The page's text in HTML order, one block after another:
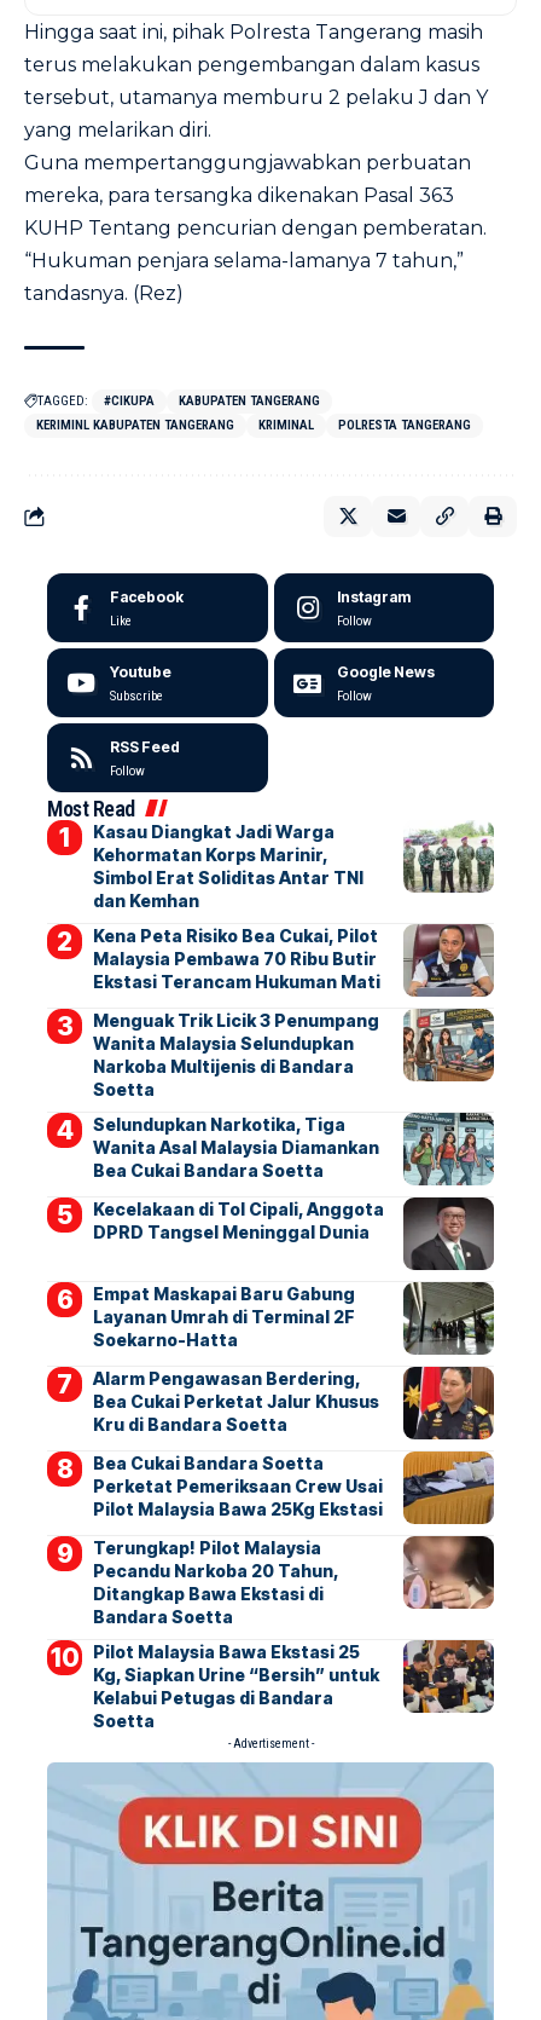
Hingga saat ini, pihak Polresta Tangerang masih
terus melakukan pengembangan dalam kasus
tersebut, utamanya memburu 2 pelaku J dan Y
yang melarikan diri.
Guna mempertanggungjawabkan perbuatan
mereka, para tersangka dikenakan Pasal 363
KUHP Tentang pencurian dengan pemberatan.
“Hukuman penjara selama-lamanya 7 tahun,”
tandasnya. (Rez)
TAGGED: #CIKUPA
KABUPATEN TANGERANG
KERIMINL KABUPATEN TANGERANG
KRIMINAL POLRESTA TANGERANG
Facebook
Like
Instagram
Follow
Youtube
Subscribe
Google News
Follow
RSS Feed
Follow
Most Read
Kasau Diangkat Jadi Warga
Kehormatan Korps Marinir,
Simbol Erat Soliditas Antar TNI
dan Kemhan
Kena Peta Risiko Bea Cukai, Pilot
Malaysia Pembawa 70 Ribu Butir
Ekstasi Terancam Hukuman Mati
Menguak Trik Licik 3 Penumpang
Wanita Malaysia Selundupkan
Narkoba Multijenis di Bandara
Soetta
Selundupkan Narkotika, Tiga
Wanita Asal Malaysia Diamankan
Bea Cukai Bandara Soetta
Kecelakaan di Tol Cipali, Anggota
DPRD Tangsel Meninggal Dunia
Empat Maskapai Baru Gabung
Layanan Umrah di Terminal 2F
Soekarno-Hatta
Alarm Pengawasan Berdering,
Bea Cukai Perketat Jalur Khusus
Kru di Bandara Soetta
Bea Cukai Bandara Soetta
Perketat Pemeriksaan Crew Usai
Pilot Malaysia Bawa 25Kg Ekstasi
Terungkap! Pilot Malaysia
Pecandu Narkoba 20 Tahun,
Ditangkap Bawa Ekstasi di
Bandara Soetta
Pilot Malaysia Bawa Ekstasi 25
Kg, Siapkan Urine “Bersih” untuk
Kelabui Petugas di Bandara
Soetta
- Advertisement -